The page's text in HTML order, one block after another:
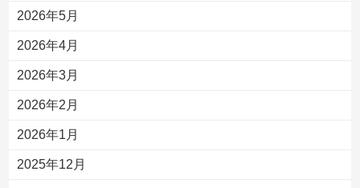
2026年5月
2026年4月
2026年3月
2026年2月
2026年1月
2025年12月